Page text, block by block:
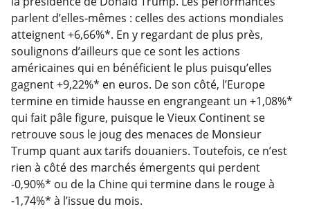
parlent d’elles-mêmes : celles des actions mondiales
atteignent +6,66%*. En y regardant de plus près,
soulignons d’ailleurs que ce sont les actions
américaines qui en bénéficient le plus puisqu’elles
gagnent +9,22%* en euros. De son côté, l’Europe
termine en timide hausse en engrangeant un +1,08%*
qui fait pâle figure, puisque le Vieux Continent se
retrouve sous le joug des menaces de Monsieur
Trump quant aux tarifs douaniers. Toutefois, ce n’est
rien à côté des marchés émergents qui perdent
-0,90%* ou de la Chine qui termine dans le rouge à
-1,74%* à l’issue du mois.